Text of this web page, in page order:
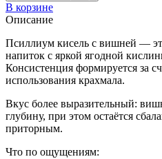
В корзине
Описание
Псиллиум кисель с вишней —
напиток с яркой ягодной
Консистенция формируется за
использования крахмала.
Вкус более выразительный:
глубину, при этом остаётся
приторным.
Что по ощущениям: